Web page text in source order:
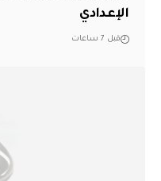
الإعدادي
قبل 7 ساعات